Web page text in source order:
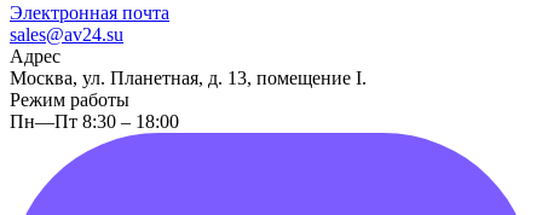
Электронная почта
sales@av24.su
Адрес
Москва, ул. Планетная, д. 13, помещение I.
Режим работы
Пн—Пт 8:30 – 18:00